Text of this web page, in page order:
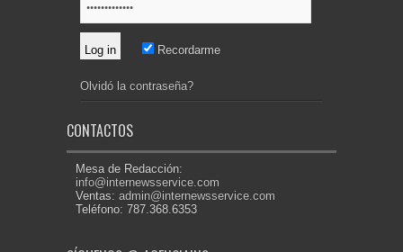
Recordarme
Olvidó la contraseña?
CONTACTOS
Mesa de Redacción:
info@internewsservice.com
Ventas: admin@internewsservice.com
Teléfono: 787.368.6353